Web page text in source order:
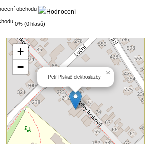
0% (0 hlasů)
Petr Piskač elektroslužby ×
+
−